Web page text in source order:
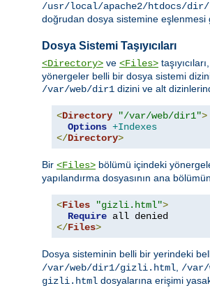
/usr/local/apache2/htdocs/dir/
doğrudan dosya sistemine eşlenmesi
Dosya Sistemi Taşıyıcıları
<Directory> ve <Files> taşıyıcıları,
yönergeler belli bir dosya sistemi
/var/web/dir1 dizini ve alt
<Directory "/var/web/dir1">
Options +Indexes
</Directory>
Bir <Files> bölümü içindeki
yapılandırma dosyasının ana
<Files "gizli.html">
Require
</Files>
Dosya sisteminin belli bir yerindeki
/var/web/dir1/gizli.html, /
gizli.html dosyalarına erişimi